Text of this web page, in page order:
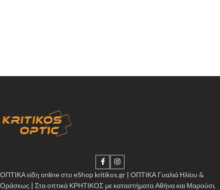
ΟΠΤΙΚΑ είδη online στο eShop kritikos.gr | ΟΠΤΙΚΑ Γυαλιά Ηλίου &
Οράσεως | Στα οπτικά ΚΡΗΤΙΚΟΣ με καταστήματα Αθήνα και Μαρούσι,